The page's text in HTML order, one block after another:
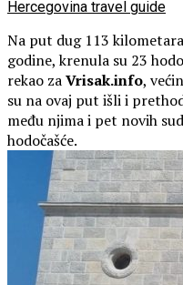
Hercegovina travel guide
Na put dug 113
godine, krenula su 23
rekao zaVrisak.info,
su na ovaj put išli i
među njima i pet novih
hodočašće.